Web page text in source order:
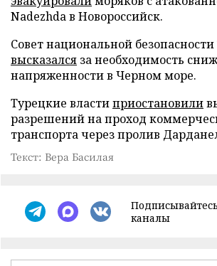
Nadezhda в Новороссийск.
Совет национальной
высказался за необходимость
напряженности в Черном море.
Турецкие властиприостановили
разрешений на проход
транспорта через пролив
Текст: Вера Басилая
каналы